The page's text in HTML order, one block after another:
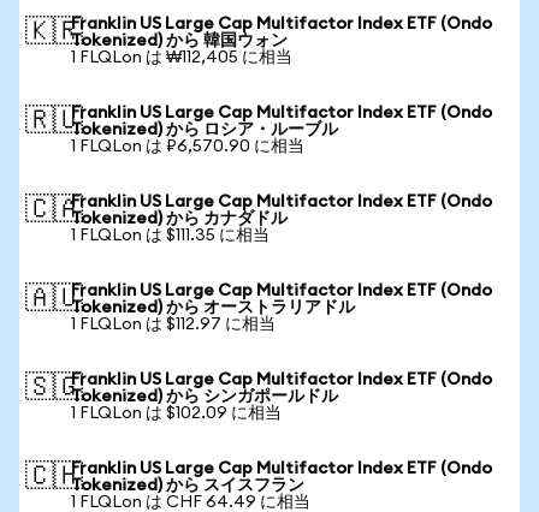
🇰🇷Franklin US Large Cap Multifactor Index ETF (Ondo
Tokenized) から 韓国ウォン
1 FLQLon は ₩112,405 に相当
🇷🇺Franklin US Large Cap Multifactor Index ETF (Ondo
Tokenized) から ロシア・ルーブル
1 FLQLon は ₽6,570.90 に相当
🇨🇦Franklin US Large Cap Multifactor Index ETF (Ondo
Tokenized) から カナダドル
1 FLQLon は $111.35 に相当
🇦🇺Franklin US Large Cap Multifactor Index ETF (Ondo
Tokenized) から オーストラリアドル
1 FLQLon は $112.97 に相当
🇸🇬Franklin US Large Cap Multifactor Index ETF (Ondo
Tokenized) から シンガポールドル
1 FLQLon は $102.09 に相当
🇨🇭Franklin US Large Cap Multifactor Index ETF (Ondo
Tokenized) から スイスフラン
1 FLQLon は CHF 64.49 に相当